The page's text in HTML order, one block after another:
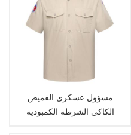
مسؤول عسكري القميص
الكاكي الشرطة الكمبودية